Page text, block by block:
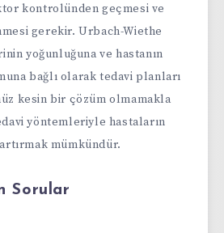
kontrolünden geçmesi ve
gerekir. Urbach-Wiethe
yoğunluğuna ve hastanın
bağlı olarak tedavi planları
kesin bir çözüm olmamakla
yöntemleriyle hastaların
mümkündür.
Sorular